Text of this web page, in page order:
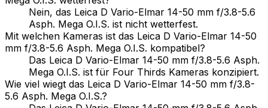
Nein, das Leica D Vario-Elmar 14-50 mm f/3.8-5.6
Asph. Mega O.I.S. ist nicht wetterfest.
Mit welchen Kameras ist das Leica D Vario-Elmar 14-50
mm f/3.8-5.6 Asph. Mega O.I.S. kompatibel?
Das Leica D Vario-Elmar 14-50 mm f/3.8-5.6 Asph.
Mega O.I.S. ist für Four Thirds Kameras konzipiert.
Wie viel wiegt das Leica D Vario-Elmar 14-50 mm f/3.8-
5.6 Asph. Mega O.I.S.?